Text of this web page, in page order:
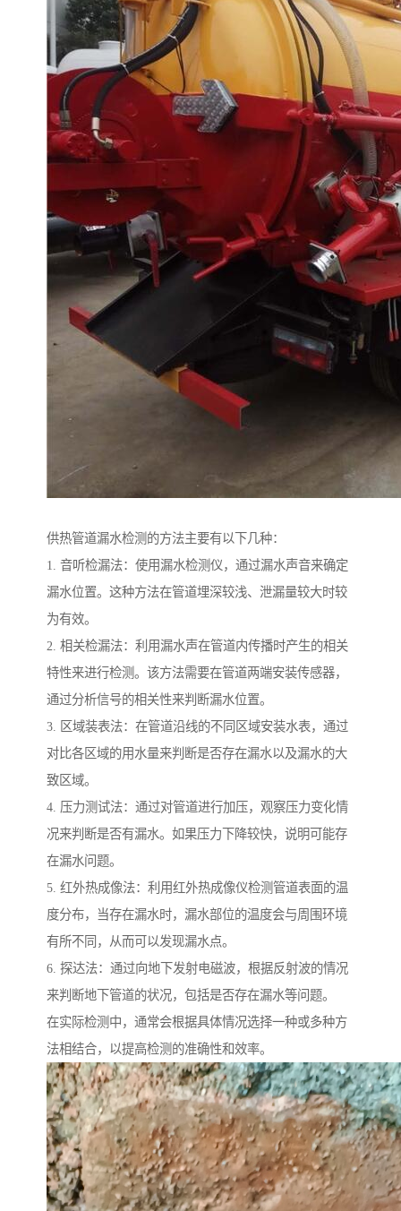
供热管道漏水检测的方法主要有以下几种：
1. 音听检漏法：使用漏水检测仪，通过漏水声音来确定
漏水位置。这种方法在管道埋深较浅、泄漏量较大时较
为有效。
2. 相关检漏法：利用漏水声在管道内传播时产生的相关
特性来进行检测。该方法需要在管道两端安装传感器，
通过分析信号的相关性来判断漏水位置。
3. 区域装表法：在管道沿线的不同区域安装水表，通过
对比各区域的用水量来判断是否存在漏水以及漏水的大
致区域。
4. 压力测试法：通过对管道进行加压，观察压力变化情
况来判断是否有漏水。如果压力下降较快，说明可能存
在漏水问题。
5. 红外热成像法：利用红外热成像仪检测管道表面的温
度分布，当存在漏水时，漏水部位的温度会与周围环境
有所不同，从而可以发现漏水点。
6. 探达法：通过向地下发射电磁波，根据反射波的情况
来判断地下管道的状况，包括是否存在漏水等问题。
在实际检测中，通常会根据具体情况选择一种或多种方
法相结合，以提高检测的准确性和效率。